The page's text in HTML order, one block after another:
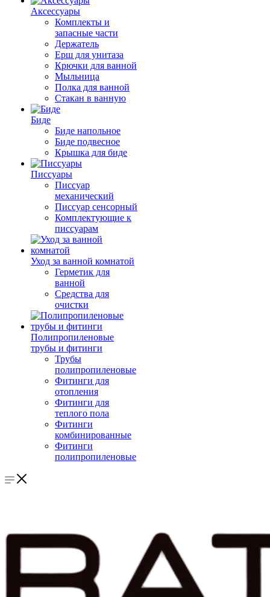
Аксессуары
Комплекты и
запасные части
Держатель
Ерш для унитаза
Крючки для ванной
Мыльница
Полка для ванной
Стакан в ванную
Биде
Биде напольное
Биде подвесное
Крышка для биде
Писсуары
Писсуар
механический
Писсуар сенсорный
Комплектующие к
писсуарам
Уход за ванной комнатой
Герметик для
ванной
Средства для
очистки
Полипропиленовые
трубы и фитинги
Трубы
полипропиленовые
Фитинги для
отопления
Фитинги для
теплого пола
Фитинги
комбинированные
Фитинги
полипропиленовые